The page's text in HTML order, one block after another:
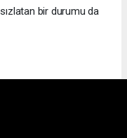
bir durumu da